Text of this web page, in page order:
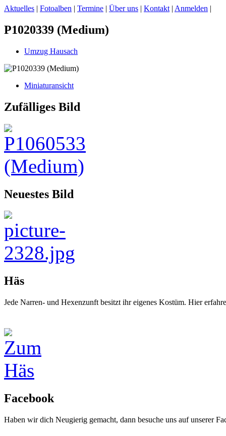
Aktuelles | Fotoalben | Termine | Über uns | Kontakt | Anmelden |
P1020339 (Medium)
Umzug Hausach
Miniaturansicht
Zufälliges Bild
Neuestes Bild
Häs
Jede Narren- und Hexenzunft besitzt ihr eigenes Kostüm. Hier
Facebook
Haben wir dich Neugierig gemacht, dann besuche uns auf unserer